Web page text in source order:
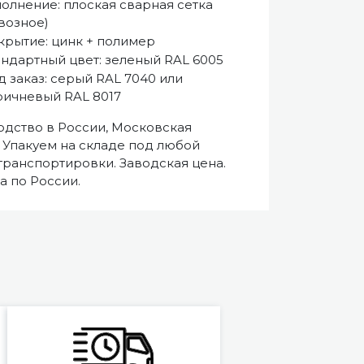
плоская сварная сетка
цинк + полимер
цвет: зеленый RAL 6005
заказ: серый RAL 7040 или
RAL 8017
в России, Московская
Упакуем на складе под любой
Заводская цена.
по России.